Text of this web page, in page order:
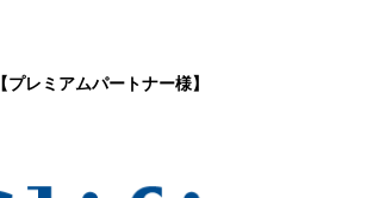
【プレミアムパートナー様】